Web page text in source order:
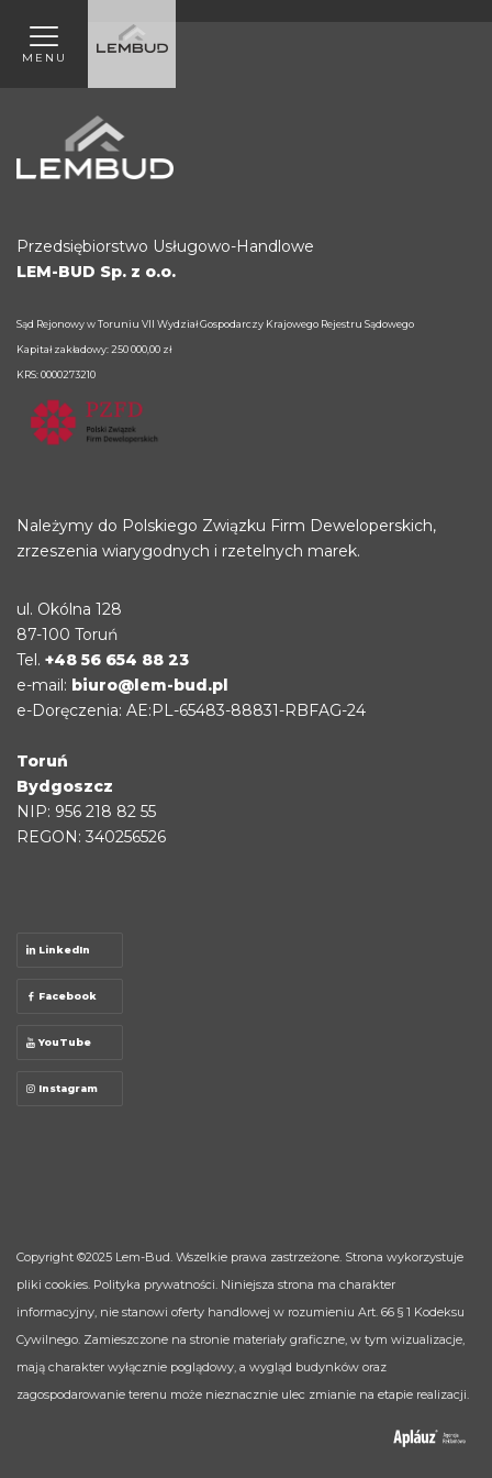
MENU
Przedsiębiorstwo Usługowo-Handlowe
LEM-BUD Sp. z o.o.
Sąd Rejonowy w Toruniu VII Wydział Gospodarczy Krajowego Rejestru Sądowego
Kapitał zakładowy: 250 000,00 zł
KRS: 0000273210
Należymy do Polskiego Związku Firm Deweloperskich,
zrzeszenia wiarygodnych i rzetelnych marek.
ul. Okólna 128
87-100 Toruń
Tel. +48 56 654 88 23
e-mail: biuro@lem-bud.pl
e-Doręczenia: AE:PL-65483-88831-RBFAG-24
Toruń
Bydgoszcz
NIP: 956 218 82 55
REGON: 340256526
LinkedIn
Facebook
YouTube
Instagram
Copyright ©2025 Lem-Bud . Wszelkie prawa zastrzeżone. Strona wykorzystuje
pliki cookies. Polityka prywatności . Niniejsza strona ma charakter
informacyjny, nie stanowi oferty handlowej w rozumieniu Art. 66 § 1 Kodeksu
Cywilnego. Zamieszczone na stronie materiały graficzne, w tym wizualizacje,
mają charakter wyłącznie poglądowy, a wygląd budynków oraz
zagospodarowanie terenu może nieznacznie ulec zmianie na etapie realizacji.